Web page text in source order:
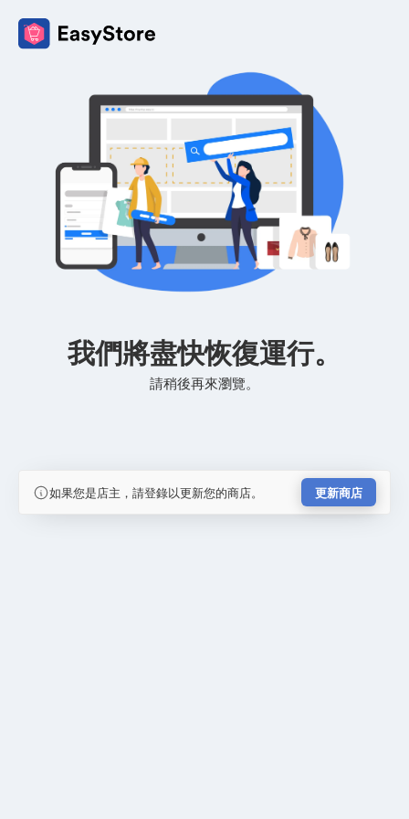
我們將盡快恢復運行。
請稍後再來瀏覽。
如果您是店主，請登錄以更新您的商店。 更新商店